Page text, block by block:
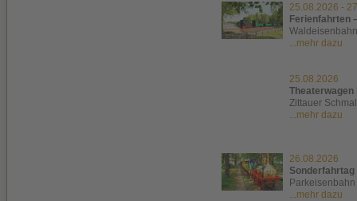
25.08.2026 -
Ferienfahrten
...mehr dazu
25.08.2026
Theaterwagen
Zittauer
...mehr dazu
26.08.2026
...mehr dazu